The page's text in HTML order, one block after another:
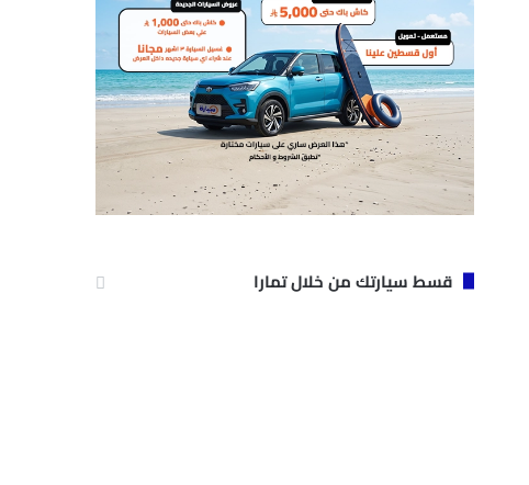
قسط سيارتك من خلال تمارا